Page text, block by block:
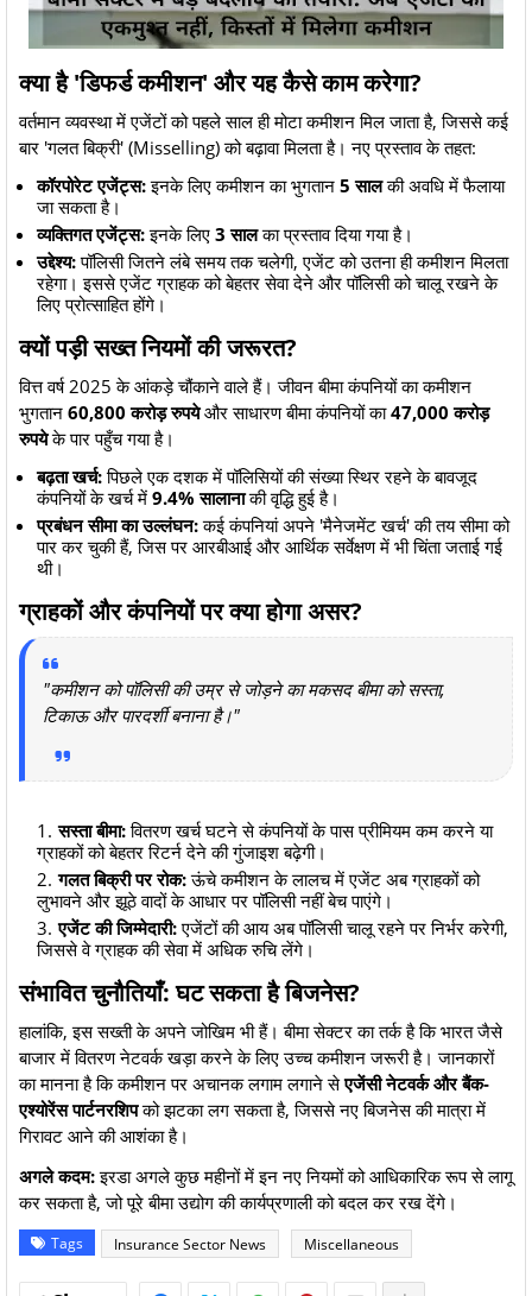
क्या है 'डिफर्ड कमीशन' और यह कैसे काम करेगा?
​वर्तमान व्यवस्था में एजेंटों को पहले साल ही मोटा कमीशन मिल जाता है, जिससे कई
बार 'गलत बिक्री' (Misselling) को बढ़ावा मिलता है। नए प्रस्ताव के तहत:
कॉरपोरेट एजेंट्स:इनके लिए कमीशन का भुगतान 5 सालकी अवधि में फैलाया
जा सकता है।
व्यक्तिगत एजेंट्स:इनके लिए 3 सालका प्रस्ताव दिया गया है।
उद्देश्य:पॉलिसी जितने लंबे समय तक चलेगी, एजेंट को उतना ही कमीशन मिलता
रहेगा। इससे एजेंट ग्राहक को बेहतर सेवा देने और पॉलिसी को चालू रखने के
लिए प्रोत्साहित होंगे।
क्यों पड़ी सख्त नियमों की जरूरत?
​वित्त वर्ष 2025 के आंकड़े चौंकाने वाले हैं। जीवन बीमा कंपनियों का कमीशन
भुगतान 60,800 करोड़ रुपयेऔर साधारण बीमा कंपनियों का47,000 करोड़
रुपयेके पार पहुँच गया है।
बढ़ता खर्च:पिछले एक दशक में पॉलिसियों की संख्या स्थिर रहने के बावजूद
कंपनियों के खर्च में 9.4% सालानाकी वृद्धि हुई है।
प्रबंधन सीमा का उल्लंघन:कई कंपनियां अपने 'मैनेजमेंट खर्च' की तय सीमा को
पार कर चुकी हैं, जिस पर आरबीआई और आर्थिक सर्वेक्षण में भी चिंता जताई गई
थी।
ग्राहकों और कंपनियों पर क्या होगा असर?
​"कमीशन को पॉलिसी की उम्र से जोड़ने का मकसद बीमा को सस्ता,
टिकाऊ और पारदर्शी बनाना है।"
सस्ता बीमा:वितरण खर्च घटने से कंपनियों के पास प्रीमियम कम करने या
ग्राहकों को बेहतर रिटर्न देने की गुंजाइश बढ़ेगी।
गलत बिक्री पर रोक:ऊंचे कमीशन के लालच में एजेंट अब ग्राहकों को
लुभावने और झूठे वादों के आधार पर पॉलिसी नहीं बेच पाएंगे।
एजेंट की जिम्मेदारी:एजेंटों की आय अब पॉलिसी चालू रहने पर निर्भर करेगी,
जिससे वे ग्राहक की सेवा में अधिक रुचि लेंगे।
संभावित चुनौतियाँ: घट सकता है बिजनेस?
​हालांकि, इस सख्ती के अपने जोखिम भी हैं। बीमा सेक्टर का तर्क है कि भारत जैसे
बाजार में वितरण नेटवर्क खड़ा करने के लिए उच्च कमीशन जरूरी है। जानकारों
का मानना है कि कमीशन पर अचानक लगाम लगाने सेएजेंसी नेटवर्क और बैंक-
एश्योरेंस पार्टनरशिपको झटका लग सकता है, जिससे नए बिजनेस की मात्रा में
गिरावट आने की आशंका है।
अगले कदम:इरडा अगले कुछ महीनों में इन नए नियमों को आधिकारिक रूप से लागू
कर सकता है, जो पूरे बीमा उद्योग की कार्यप्रणाली को बदल कर रख देंगे।
Tags Insurance Sector News Miscellaneous